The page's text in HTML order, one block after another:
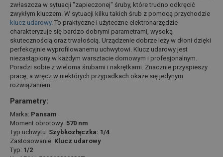
zwłaszcza w sytuacji "zapieczonej" śruby, które trudno odkręcić
zwykłym kluczem. W sytuacji kilku takich śrub z pomocą przychodzie
klucz udarowy. To praktyczne i użyteczne elektronarzędzie
charakteryzuje się bardzo dobrymi parametrami, wysoką
skutecznością oraz trwałością. Urządzenie dobrze leży w dłoni dzięki
perfekcyjnie wyprofilowanemu uchwytowi. Klucz udarowy jest
niezastąpiony w każdym warsztacie domowym i profesjonalnym.
Poradzi sobie z wieloma śrubami i nakrętkami. Znacznie przyspieszy
pracę, a wręcz w niektórych przypadkach okaże się jedynym
rozwiązaniem.
Parametry:
Marka: Pansam
Moment obrotowy: 570 nm
Typ uchwytu: Szybkozłączka: 1/4
Zastosowanie: Klucz udarowy
Typ: 1/2